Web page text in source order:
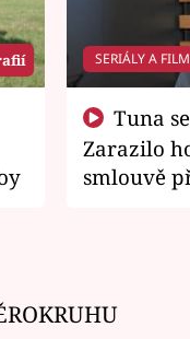
SERIÁLY A
Zarazilo
smlouvě